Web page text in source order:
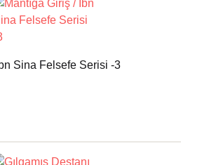
Sina Felsefe Serisi -3